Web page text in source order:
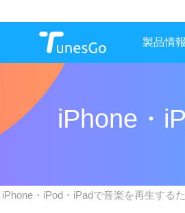
製品情報
iPhone・
iPhone・iPod・iPadで音楽を再生する